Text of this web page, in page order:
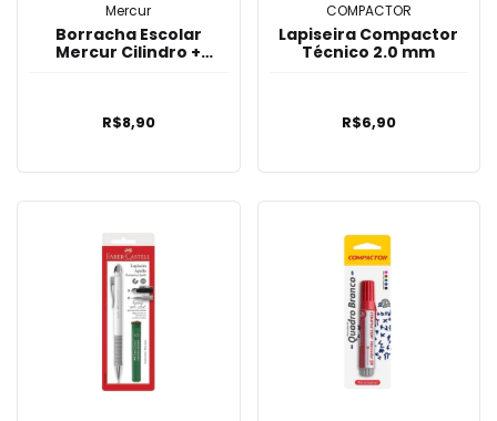
Mercur
Borracha Escolar
Mercur Cilindro +
R$8,90
COMPACTOR
Lapiseira Compactor
Técnico 2.0 mm
R$6,90